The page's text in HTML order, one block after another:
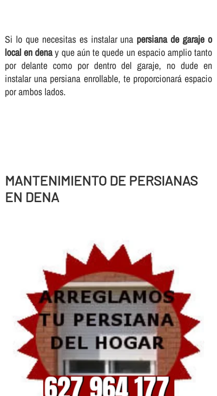
Si lo que necesitas es instalar una persiana de garaje o
local en denay que aún te quede un espacio amplio tanto
por delante como por dentro del garaje, no dude en
instalar una persiana enrollable, te proporcionará espacio
por ambos lados.
MANTENIMIENTO DE PERSIANAS
EN DENA